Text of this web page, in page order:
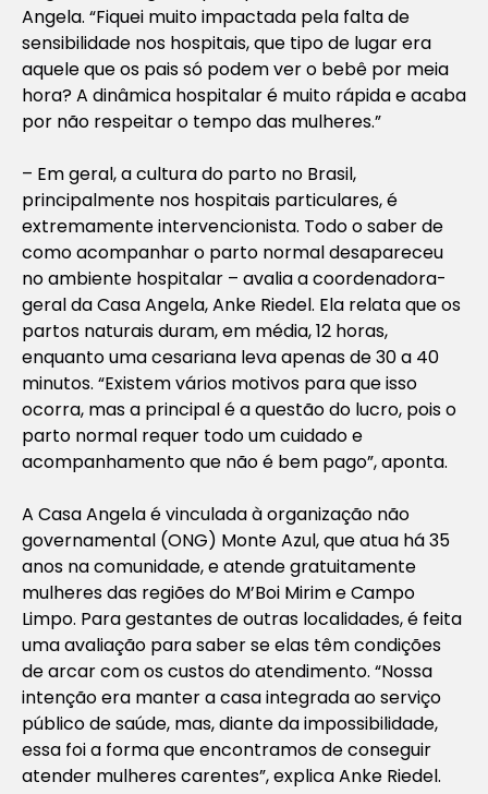
Angela. “Fiquei muito impactada pela falta de
sensibilidade nos hospitais, que tipo de lugar era
aquele que os pais só podem ver o bebê por meia
hora? A dinâmica hospitalar é muito rápida e acaba
por não respeitar o tempo das mulheres.”
– Em geral, a cultura do parto no Brasil,
principalmente nos hospitais particulares, é
extremamente intervencionista. Todo o saber de
como acompanhar o parto normal desapareceu
no ambiente hospitalar – avalia a coordenadora-
geral da Casa Angela, Anke Riedel. Ela relata que os
partos naturais duram, em média, 12 horas,
enquanto uma cesariana leva apenas de 30 a 40
minutos. “Existem vários motivos para que isso
ocorra, mas a principal é a questão do lucro, pois o
parto normal requer todo um cuidado e
acompanhamento que não é bem pago”, aponta.
A Casa Angela é vinculada à organização não
governamental (ONG) Monte Azul, que atua há 35
anos na comunidade, e atende gratuitamente
mulheres das regiões do M’Boi Mirim e Campo
Limpo. Para gestantes de outras localidades, é feita
uma avaliação para saber se elas têm condições
de arcar com os custos do atendimento. “Nossa
intenção era manter a casa integrada ao serviço
público de saúde, mas, diante da impossibilidade,
essa foi a forma que encontramos de conseguir
atender mulheres carentes”, explica Anke Riedel.